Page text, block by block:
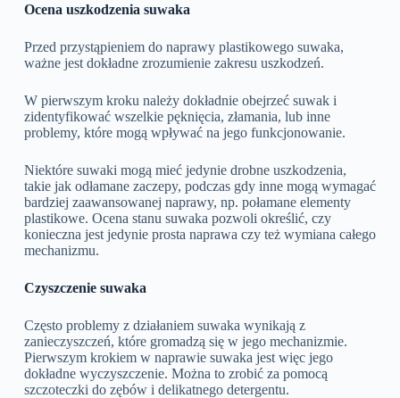
Ocena uszkodzenia suwaka
Przed przystąpieniem do naprawy plastikowego suwaka,
ważne jest dokładne zrozumienie zakresu uszkodzeń.
W pierwszym kroku należy dokładnie obejrzeć suwak i
zidentyfikować wszelkie pęknięcia, złamania, lub inne
problemy, które mogą wpływać na jego funkcjonowanie.
Niektóre suwaki mogą mieć jedynie drobne uszkodzenia,
takie jak odłamane zaczepy, podczas gdy inne mogą wymagać
bardziej zaawansowanej naprawy, np. połamane elementy
plastikowe. Ocena stanu suwaka pozwoli określić, czy
konieczna jest jedynie prosta naprawa czy też wymiana całego
mechanizmu.
Czyszczenie suwaka
Często problemy z działaniem suwaka wynikają z
zanieczyszczeń, które gromadzą się w jego mechanizmie.
Pierwszym krokiem w naprawie suwaka jest więc jego
dokładne wyczyszczenie. Można to zrobić za pomocą
szczoteczki do zębów i delikatnego detergentu.